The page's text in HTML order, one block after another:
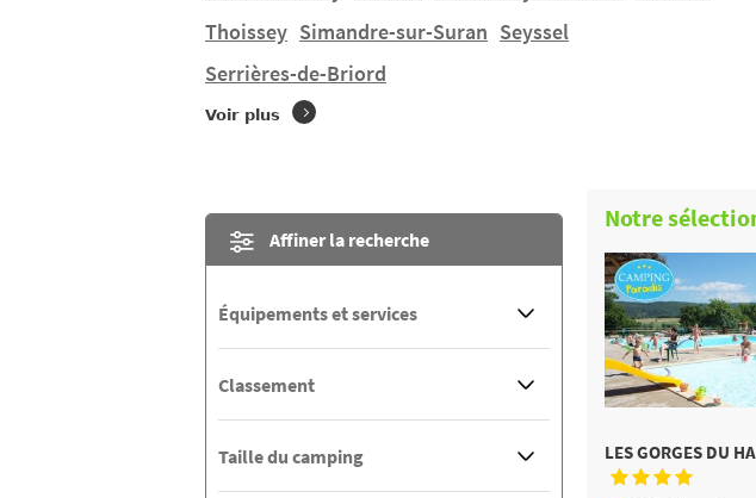
Thoissey Simandre-sur-Suran Seyssel
Serrières-de-Briord
Voir plus
Affiner la recherche
Équipements et services
Classement
Taille du camping
Notre
LES GORGES DU